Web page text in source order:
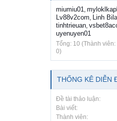
miumiu01
Lv88v2com Linh
tinhtrieuan
uyenuyen01
Tổng: 10 (Thành viên:
0)
THỐNG KÊ DIỄN
Đề tài thảo luận:
Bài viết:
Thành viên: